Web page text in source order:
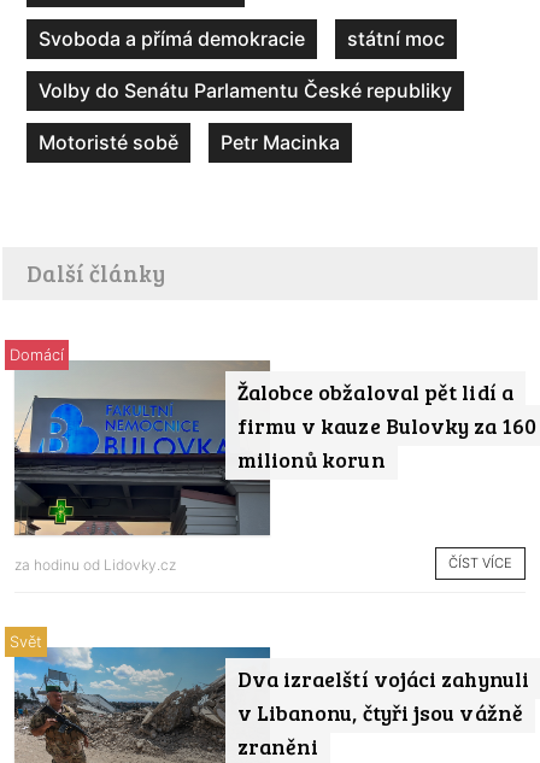
Svoboda a přímá demokracie státní moc
Volby do Senátu Parlamentu České republiky
Motoristé sobě Petr Macinka
Další články
Žalobce obžaloval pět lidí a
firmu v kauze Bulovky za 160
milionů korun
Domácí
za hodinu od Lidovky.cz ČÍST VÍCE
Dva izraelští vojáci zahynuli
v Libanonu, čtyři jsou vážně
zraněni
Svět